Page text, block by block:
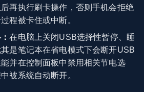
再执行刷卡操作，否则手机会拒绝
程被卡住或中断。
在电脑上关闭USB选择性暂停、睡
是笔记本在省电模式下会断开USB
并在控制面板中禁用相关节电选
被系统自动断开。